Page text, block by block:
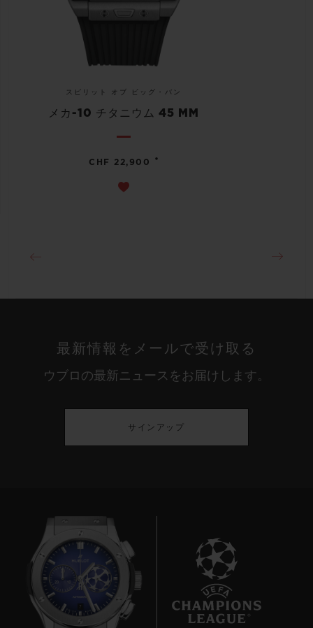
スピリット オブ ビッグ・バン
メカ-10 チタニウム 45 MM
CHF 22,900 •
最新情報をメールで受け取る
ウブロの最新ニュースをお届けします。
サインアップ
7